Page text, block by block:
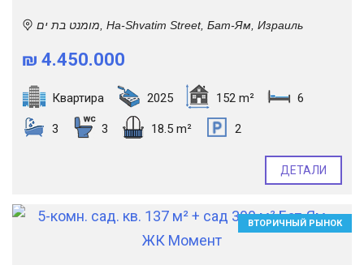
מומנט בת ים, Ha-Shvatim Street, Бат-Ям, Израиль
₪ 4.450.000
Квартира 2025 152 m² 6
3 3 18.5 m² 2
ДЕТАЛИ
ВТОРИЧНЫЙ РЫНОК